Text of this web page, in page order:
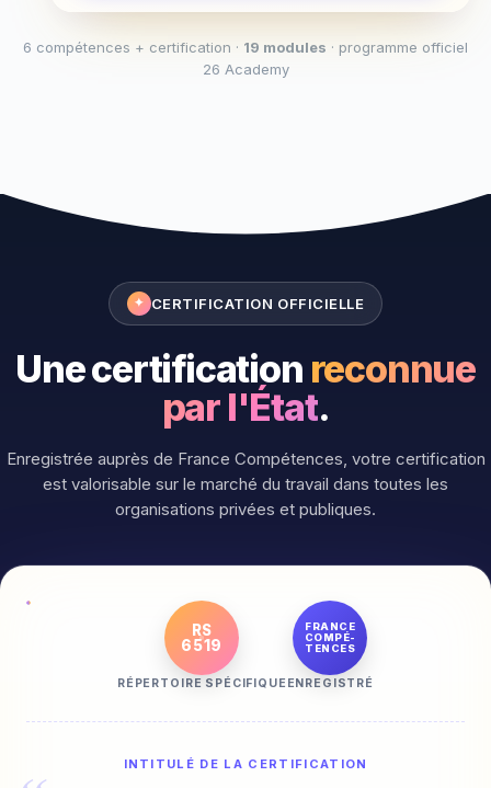
6 compétences + certification · 19 modules · programme officiel
26 Academy
✦ CERTIFICATION OFFICIELLE
Une certification reconnue
par l'État.
Enregistrée auprès de France Compétences, votre certification
est valorisable sur le marché du travail dans toutes les
organisations privées et publiques.
RS
6519
RÉPERTOIRE SPÉCIFIQUE
FRANCE
COMPÉ-
TENCES
ENREGISTRÉ
INTITULÉ DE LA CERTIFICATION